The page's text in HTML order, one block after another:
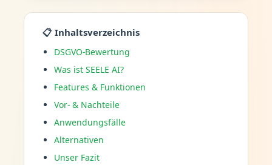
📋 Inhaltsverzeichnis
DSGVO-Bewertung
Was ist SEELE AI?
Features & Funktionen
Vor- & Nachteile
Anwendungsfälle
Alternativen
Unser Fazit